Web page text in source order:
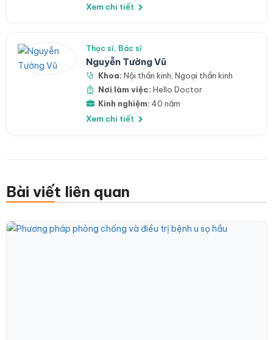
Xem chi tiết
Thạc sĩ, Bác sĩ
Nguyễn Tường Vũ
Khoa: Nội thần kinh Ngoại thần kinh
Nơi làm việc: Hello Doctor
Kinh nghiệm: 40 năm
Xem chi tiết
Bài viết liên quan